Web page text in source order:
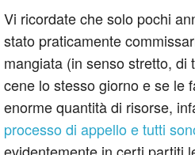
Vi ricordate che solo pochi
stato praticamente
mangiata (in senso stretto, di
cene lo stesso giorno e se le
enorme quantità di risorse,
processo di appello e tutti
evidentemente in certi partiti